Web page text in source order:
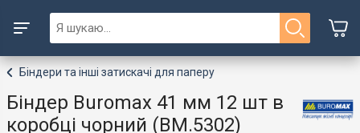
Біндери та інші затискачі для паперу
Біндер Buromax 41 мм 12 шт в
коробці чорний (BM.5302)